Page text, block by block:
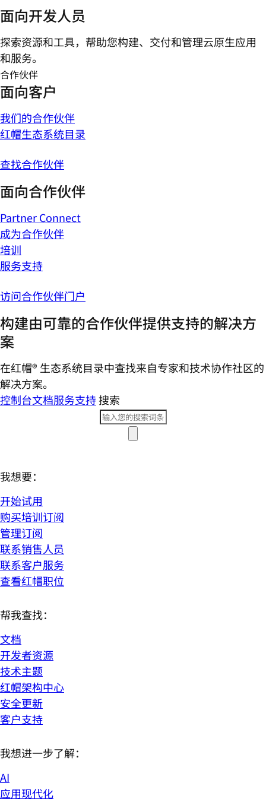
面向开发人员
探索资源和工具，帮助您构建、交付和管理云原生应用
和服务。
合作伙伴
面向客户
我们的合作伙伴
红帽生态系统目录
查找合作伙伴
面向合作伙伴
Partner Connect
成为合作伙伴
培训
服务支持
访问合作伙伴门户
构建由可靠的合作伙伴提供支持的解决方
案
在红帽® 生态系统目录中查找来自专家和技术协作社区的
解决方案。
控制台文档服务支持搜索
我想要：
开始试用
购买培训订阅
管理订阅
联系销售人员
联系客户服务
查看红帽职位
帮我查找：
文档
开发者资源
技术主题
红帽架构中心
安全更新
客户支持
我想进一步了解：
AI
应用现代化